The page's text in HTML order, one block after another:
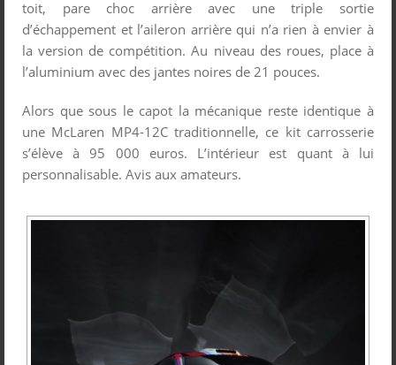
toit, pare choc arrière avec une triple sortie
d’échappement et l’aileron arrière qui n’a rien à envier à
la version de compétition. Au niveau des roues, place à
l’aluminium avec des jantes noires de 21 pouces.
Alors que sous le capot la mécanique reste identique à
une McLaren MP4-12C traditionnelle, ce kit carrosserie
s’élève à 95 000 euros. L’intérieur est quant à lui
personnalisable. Avis aux amateurs.